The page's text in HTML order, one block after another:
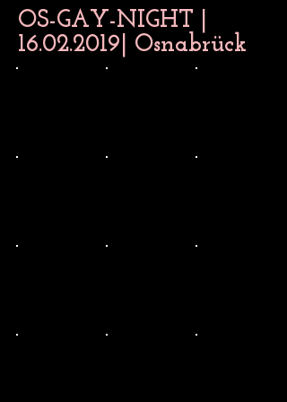
OS-GAY-NIGHT |
16.02.2019 | Osnabrück